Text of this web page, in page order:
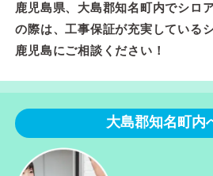
鹿児島県、大島郡知名町内でシロ
の際は、工事保証が充実している
鹿児島にご相談ください！
大島郡知名町内